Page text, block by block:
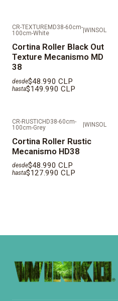
CR-TEXTUREMD38-60cm-
100cm-White
WINSOL
Cortina Roller Black Out
Texture Mecanismo MD
38
desde$48.990 CLP
hasta$149.990 CLP
CR-RUSTICHD38-60cm-
100cm-Grey
|WINSOL
Cortina Roller Rustic
Mecanismo HD38
desde$48.990 CLP
hasta$127.990 CLP